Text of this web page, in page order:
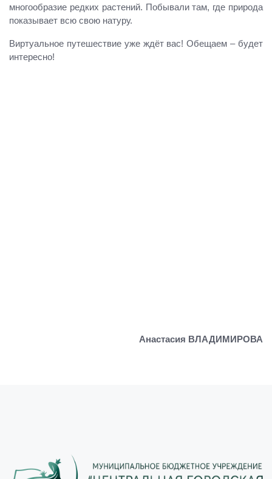
многообразие редких растений. Побывали там, где природа
показывает всю свою натуру.
Виртуальное путешествие уже ждёт вас! Обещаем – будет
интересно!
Анастасия ВЛАДИМИРОВА